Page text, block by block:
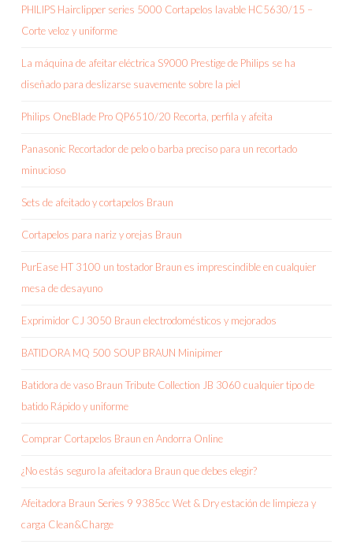
PHILIPS Hairclipper series 5000 Cortapelos lavable HC5630/15 –
Corte veloz y uniforme
La máquina de afeitar eléctrica S9000 Prestige de Philips se ha
diseñado para deslizarse suavemente sobre la piel
Philips OneBlade Pro QP6510/20 Recorta, perfila y afeita
Panasonic Recortador de pelo o barba preciso para un recortado
minucioso
Sets de afeitado y cortapelos Braun
Cortapelos para nariz y orejas Braun
PurEase HT 3100 un tostador Braun es imprescindible en cualquier
mesa de desayuno
Exprimidor CJ 3050 Braun electrodomésticos y mejorados
BATIDORA MQ 500 SOUP BRAUN Minipimer
Batidora de vaso Braun Tribute Collection JB 3060 cualquier tipo de
batido Rápido y uniforme
Comprar Cortapelos Braun en Andorra Online
¿No estás seguro la afeitadora Braun que debes elegir?
Afeitadora Braun Series 9 9385cc Wet & Dry estación de limpieza y
carga Clean&Charge